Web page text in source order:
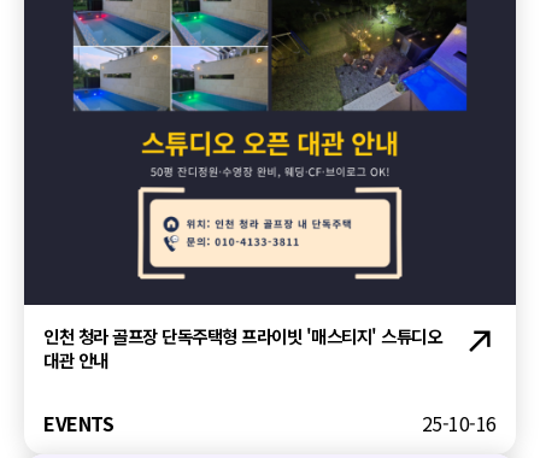
인천 청라 골프장 단독주택형 프라이빗 '매스티지' 스튜디오
대관 안내
EVENTS 25-10-16